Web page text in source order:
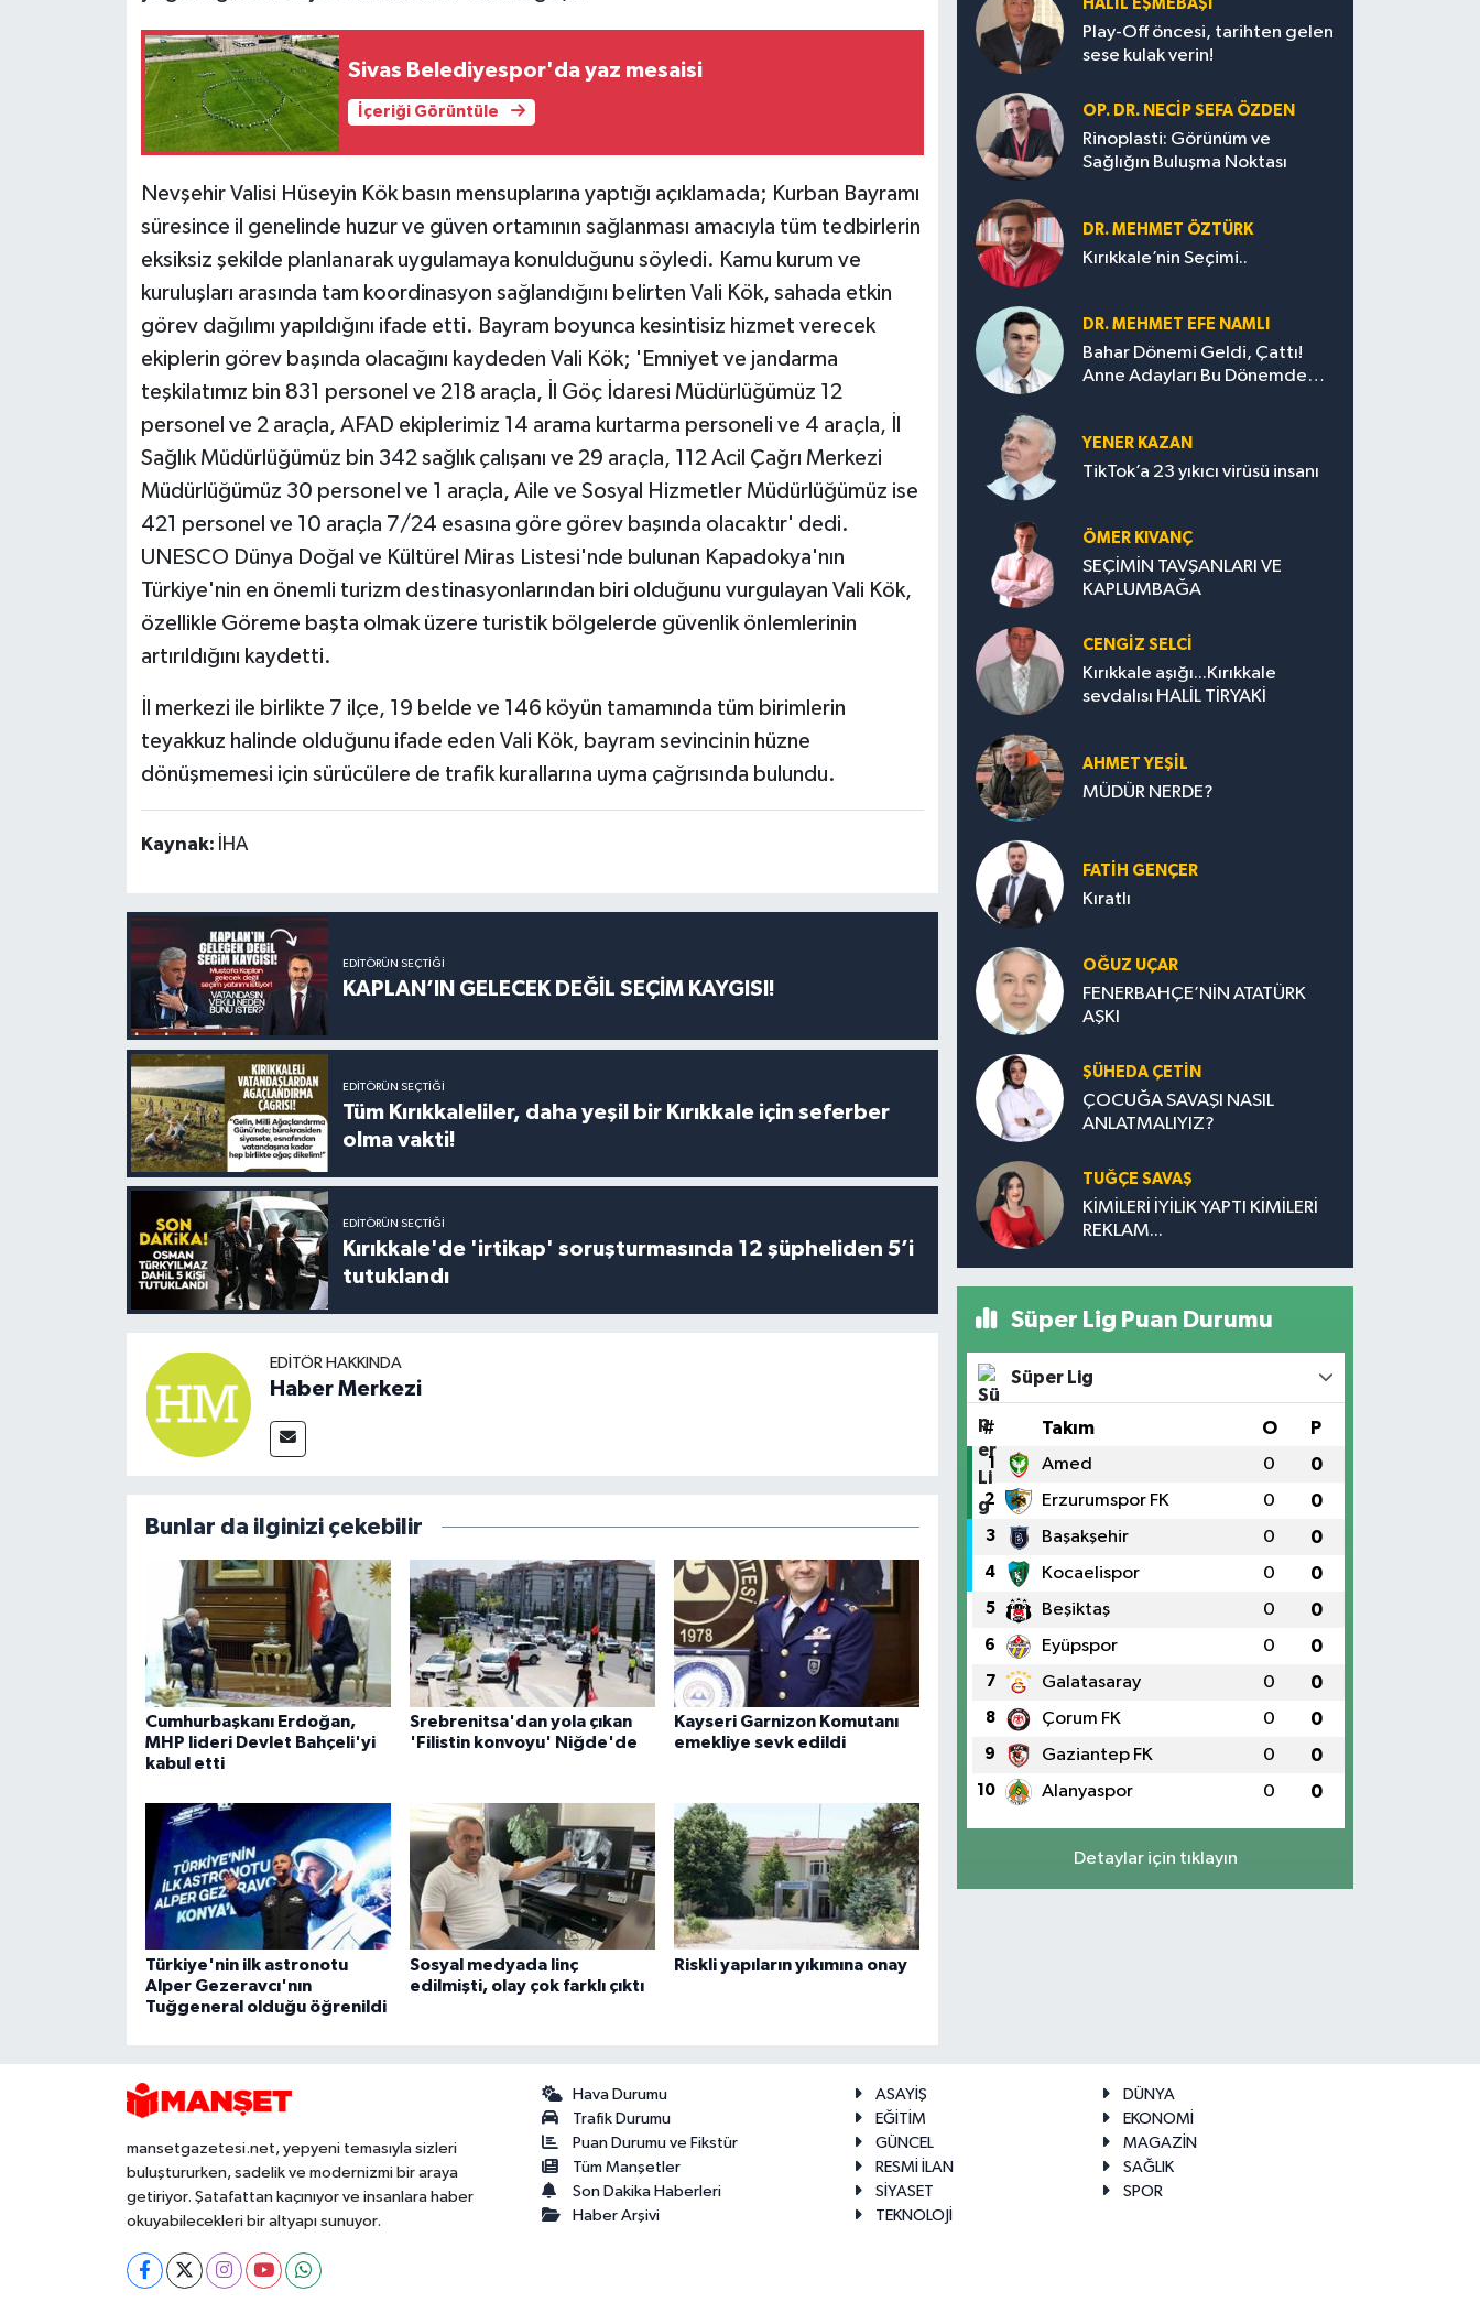
Sivas Belediyespor'da yaz mesaisi
İçeriği Görüntüle
Nevşehir Valisi Hüseyin Kök basın mensuplarına yaptığı açıklamada; Kurban Bayramı
süresince il genelinde huzur ve güven ortamının sağlanması amacıyla tüm tedbirlerin
eksiksiz şekilde planlanarak uygulamaya konulduğunu söyledi. Kamu kurum ve
kuruluşları arasında tam koordinasyon sağlandığını belirten Vali Kök, sahada etkin
görev dağılımı yapıldığını ifade etti. Bayram boyunca kesintisiz hizmet verecek
ekiplerin görev başında olacağını kaydeden Vali Kök; 'Emniyet ve jandarma
teşkilatımız bin 831 personel ve 218 araçla, İl Göç İdaresi Müdürlüğümüz 12
personel ve 2 araçla, AFAD ekiplerimiz 14 arama kurtarma personeli ve 4 araçla, İl
Sağlık Müdürlüğümüz bin 342 sağlık çalışanı ve 29 araçla, 112 Acil Çağrı Merkezi
Müdürlüğümüz 30 personel ve 1 araçla, Aile ve Sosyal Hizmetler Müdürlüğümüz ise
421 personel ve 10 araçla 7/24 esasına göre görev başında olacaktır' dedi.
UNESCO Dünya Doğal ve Kültürel Miras Listesi'nde bulunan Kapadokya'nın
Türkiye'nin en önemli turizm destinasyonlarından biri olduğunu vurgulayan Vali Kök,
özellikle Göreme başta olmak üzere turistik bölgelerde güvenlik önlemlerinin
artırıldığını kaydetti.
İl merkezi ile birlikte 7 ilçe, 19 belde ve 146 köyün tamamında tüm birimlerin
teyakkuz halinde olduğunu ifade eden Vali Kök, bayram sevincinin hüzne
dönüşmemesi için sürücülere de trafik kurallarına uyma çağrısında bulundu.
Kaynak: İHA
EDITÖRÜN SEÇTIĞI
KAPLAN’IN GELECEK DEĞİL SEÇİM KAYGISI!
EDITÖRÜN SEÇTIĞI
Tüm Kırıkkaleliler, daha yeşil bir Kırıkkale için seferber
olma vakti!
EDITÖRÜN SEÇTIĞI
Kırıkkale'de 'irtikap' soruşturmasında 12 şüpheliden 5’i
tutuklandı
EDITÖR HAKKINDA
Haber Merkezi
Bunlar da ilginizi çekebilir
Cumhurbaşkanı Erdoğan,
MHP lideri Devlet Bahçeli'yi
kabul etti
Srebrenitsa'dan yola çıkan
'Filistin konvoyu' Niğde'de
Kayseri Garnizon Komutanı
emekliye sevk edildi
Türkiye'nin ilk astronotu
Alper Gezeravcı'nın
Tuğgeneral olduğu öğrenildi
Sosyal medyada linç
edilmişti, olay çok farklı çıktı
Riskli yapıların yıkımına onay
HALIL EŞMEBAŞI
Play-Off öncesi, tarihten gelen
sese kulak verin!
OP. DR. NECIP SEFA ÖZDEN
Rinoplasti: Görünüm ve
Sağlığın Buluşma Noktası
DR. MEHMET ÖZTÜRK
Kırıkkale’nin Seçimi..
DR. MEHMET EFE NAMLI
Bahar Dönemi Geldi, Çattı!
Anne Adayları Bu Dönemde
YENER KAZAN
TikTok’a 23 yıkıcı virüsü insanı
ÖMER KIVANÇ
SEÇİMİN TAVŞANLARI VE
KAPLUMBAĞA
CENGİZ SELCİ
Kırıkkale aşığı...Kırıkkale
sevdalısı HALİL TİRYAKİ
AHMET YEŞİL
MÜDÜR NERDE?
FATIH GENÇER
Kıratlı
OĞUZ UÇAR
FENERBAHÇE’NİN ATATÜRK
AŞKI
ŞÜHEDA ÇETİN
ÇOCUĞA SAVAŞI NASIL
ANLATMALIYIZ?
TUĞÇE SAVAŞ
KİMİLERİ İYİLİK YAPTI KİMİLERİ
REKLAM...
Süper Lig Puan Durumu
Süper Lig
# Takım O P
1 Amed 0 0
2 Erzurumspor FK 0 0
3 Başakşehir 0 0
4 Kocaelispor 0 0
5 Beşiktaş 0 0
6 Eyüpspor 0 0
7 Galatasaray 0 0
8 Çorum FK 0 0
9 Gaziantep FK 0 0
10 Alanyaspor 0 0
Detaylar için tıklayın
mansetgazetesi.net, yepyeni temasıyla sizleri
buluştururken, sadelik ve modernizmi bir araya
getiriyor. Şatafattan kaçınıyor ve insanlara haber
okuyabilecekleri bir altyapı sunuyor.
Hava Durumu
Trafik Durumu
Puan Durumu ve Fikstür
Tüm Manşetler
Son Dakika Haberleri
Haber Arşivi
ASAYİŞ
DÜNYA
EĞİTİM
EKONOMİ
GÜNCEL
MAGAZİN
RESMİ İLAN
SAĞLIK
SİYASET
SPOR
TEKNOLOJİ